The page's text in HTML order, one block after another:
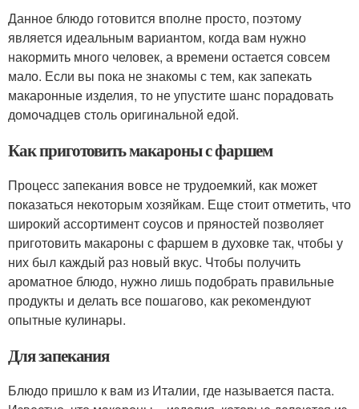
Данное блюдо готовится вполне просто, поэтому
является идеальным вариантом, когда вам нужно
накормить много человек, а времени остается совсем
мало. Если вы пока не знакомы с тем, как запекать
макаронные изделия, то не упустите шанс порадовать
домочадцев столь оригинальной едой.
Как приготовить макароны с фаршем
Процесс запекания вовсе не трудоемкий, как может
показаться некоторым хозяйкам. Еще стоит отметить, что
широкий ассортимент соусов и пряностей позволяет
приготовить макароны с фаршем в духовке так, чтобы у
них был каждый раз новый вкус. Чтобы получить
ароматное блюдо, нужно лишь подобрать правильные
продукты и делать все пошагово, как рекомендуют
опытные кулинары.
Для запекания
Блюдо пришло к вам из Италии, где называется паста.